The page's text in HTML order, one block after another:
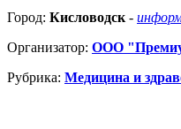
Город: Кисловодск -
Организатор: ООО
Рубрика: Медицина и